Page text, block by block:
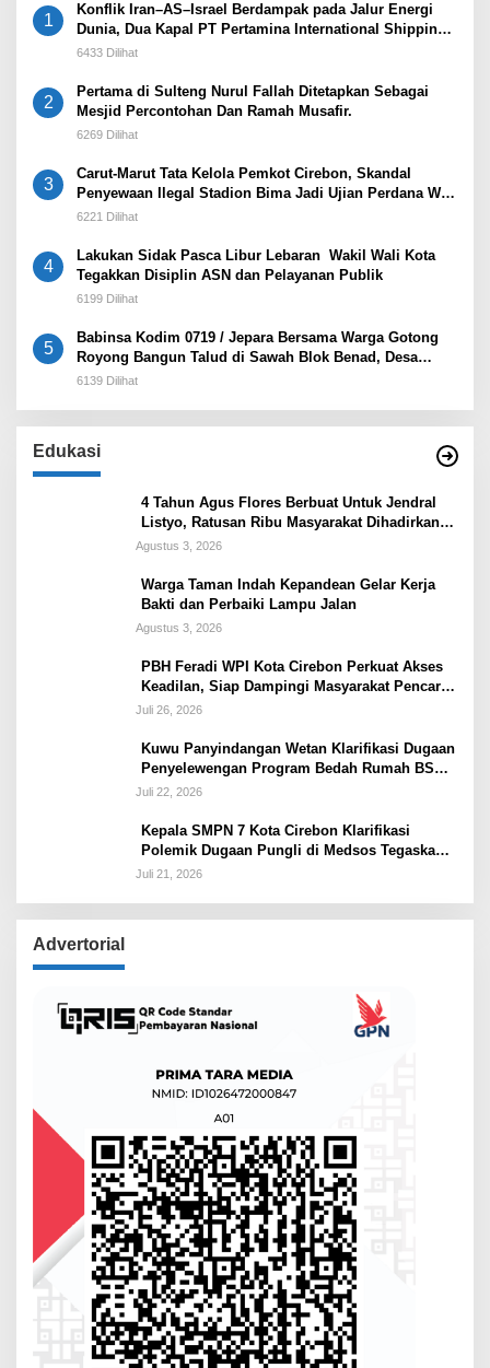
1
Konflik Iran–AS–Israel Berdampak pada Jalur Energi
Dunia, Dua Kapal PT Pertamina International Shipping
Tertahan di Selat Hormuz
6433 Dilihat
2
Pertama di Sulteng Nurul Fallah Ditetapkan Sebagai
Mesjid Percontohan Dan Ramah Musafir.
6269 Dilihat
3
Carut-Marut Tata Kelola Pemkot Cirebon, Skandal
Penyewaan Ilegal Stadion Bima Jadi Ujian Perdana Wali
Kota Effendi Edo
6221 Dilihat
4
Lakukan Sidak Pasca Libur Lebaran Wakil Wali Kota
Tegakkan Disiplin ASN dan Pelayanan Publik
6199 Dilihat
5
Babinsa Kodim 0719 / Jepara Bersama Warga Gotong
Royong Bangun Talud di Sawah Blok Benad, Desa
Sidigede
6139 Dilihat
Edukasi
4 Tahun Agus Flores Berbuat Untuk Jendral
Listyo, Ratusan Ribu Masyarakat Dihadirkan
Dilapangan
Agustus 3, 2026
Warga Taman Indah Kepandean Gelar Kerja
Bakti dan Perbaiki Lampu Jalan
Agustus 3, 2026
PBH Feradi WPI Kota Cirebon Perkuat Akses
Keadilan, Siap Dampingi Masyarakat Pencari
Keadilan
Juli 26, 2026
Kuwu Panyindangan Wetan Klarifikasi Dugaan
Penyelewengan Program Bedah Rumah BSPS
Tegaskan Penyaluran Sesuai Prosedur
Juli 22, 2026
Kepala SMPN 7 Kota Cirebon Klarifikasi
Polemik Dugaan Pungli di Medsos Tegaskan
Belum Ada Penetapan dan Semua Diputuskan
Juli 21, 2026
Advertorial